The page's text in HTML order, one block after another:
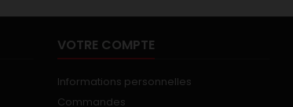
de qualité...
VOTRE COMPTE
Informations personnelles
Commandes